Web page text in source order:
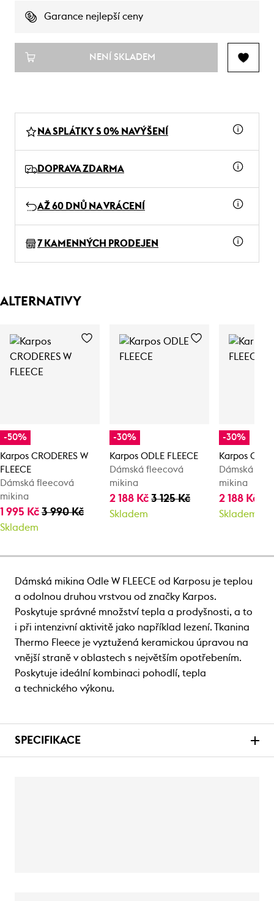
Garance nejlepší ceny
NENÍ SKLADEM
NA SPLÁTKY S 0% NAVÝŠENÍ
DOPRAVA ZDARMA
AŽ 60 DNŮ NA VRÁCENÍ
7 KAMENNÝCH PRODEJEN
ALTERNATIVY
-50%
Karpos CRODERES W
FLEECE
Dámská fleecová
mikina
1 995 Kč 3 990 Kč
Skladem
-30%
Karpos ODLE FLEECE
Dámská fleecová
mikina
2 188 Kč3 125 Kč
Skladem
-30%
Karpos
Dámská
mikina
2 188 Kč
Skladem
Dámská mikina Odle W FLEECE od Karposu je teplou
a odolnou druhou vrstvou od značky Karpos.
Poskytuje správné množství tepla a prodyšnosti, a to
i při intenzivní aktivitě jako například lezení. Tkanina
Thermo Fleece je vyztužená keramickou úpravou na
vnější straně v oblastech s největším opotřebením.
Poskytuje ideální kombinaci pohodlí, tepla
a technického výkonu.
SPECIFIKACE